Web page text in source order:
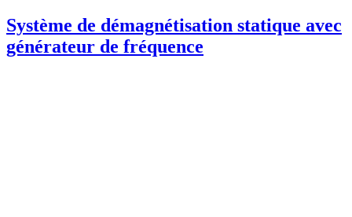
Système de démagnétisation statique avec
générateur de fréquence